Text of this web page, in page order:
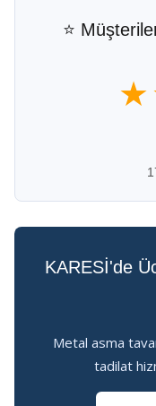
⭐
KARESİ'de
Metal asma
tadilat